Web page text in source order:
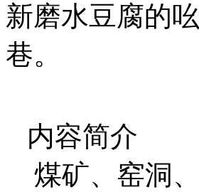
新磨水豆腐的
巷。
内容简介
煤矿、窑洞